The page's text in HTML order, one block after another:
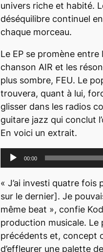
d
i
o
univers riche et habité.
déséquilibre continuel
chaque morceau.
Le EP se promène entre
chanson AIR et les
plus sombre, FEU. Le
trouvera, quant à lui,
glisser dans les radios
guitare jazz qui conclut
En voici un extrait.
e
c
t
e
u
r
a
00:00
« J’ai investi quatre fois
sur le dernier]. Je
même beat », confie
production musicale. Le
précédents et, concept
d’effleurer une palette